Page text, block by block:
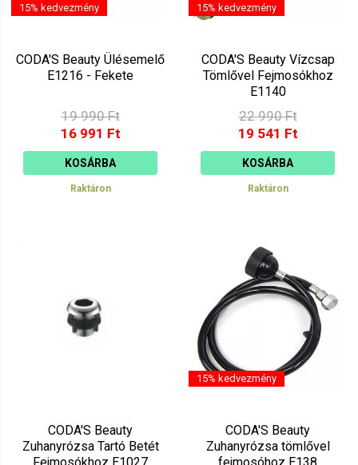
15% kedvezmény
CODA'S Beauty Ülésemelő
E1216 - Fekete
19 990 Ft
16 991 Ft
KOSÁRBA
Raktáron
15% kedvezmény
CODA'S Beauty Vízcsap
Tömlővel Fejmosókhoz
E1140
22 990 Ft
19 541 Ft
KOSÁRBA
Raktáron
CODA'S Beauty
Zuhanyrózsa Tartó Betét
15% kedvezmény
CODA'S Beauty
Zuhanyrózsa tömlővel